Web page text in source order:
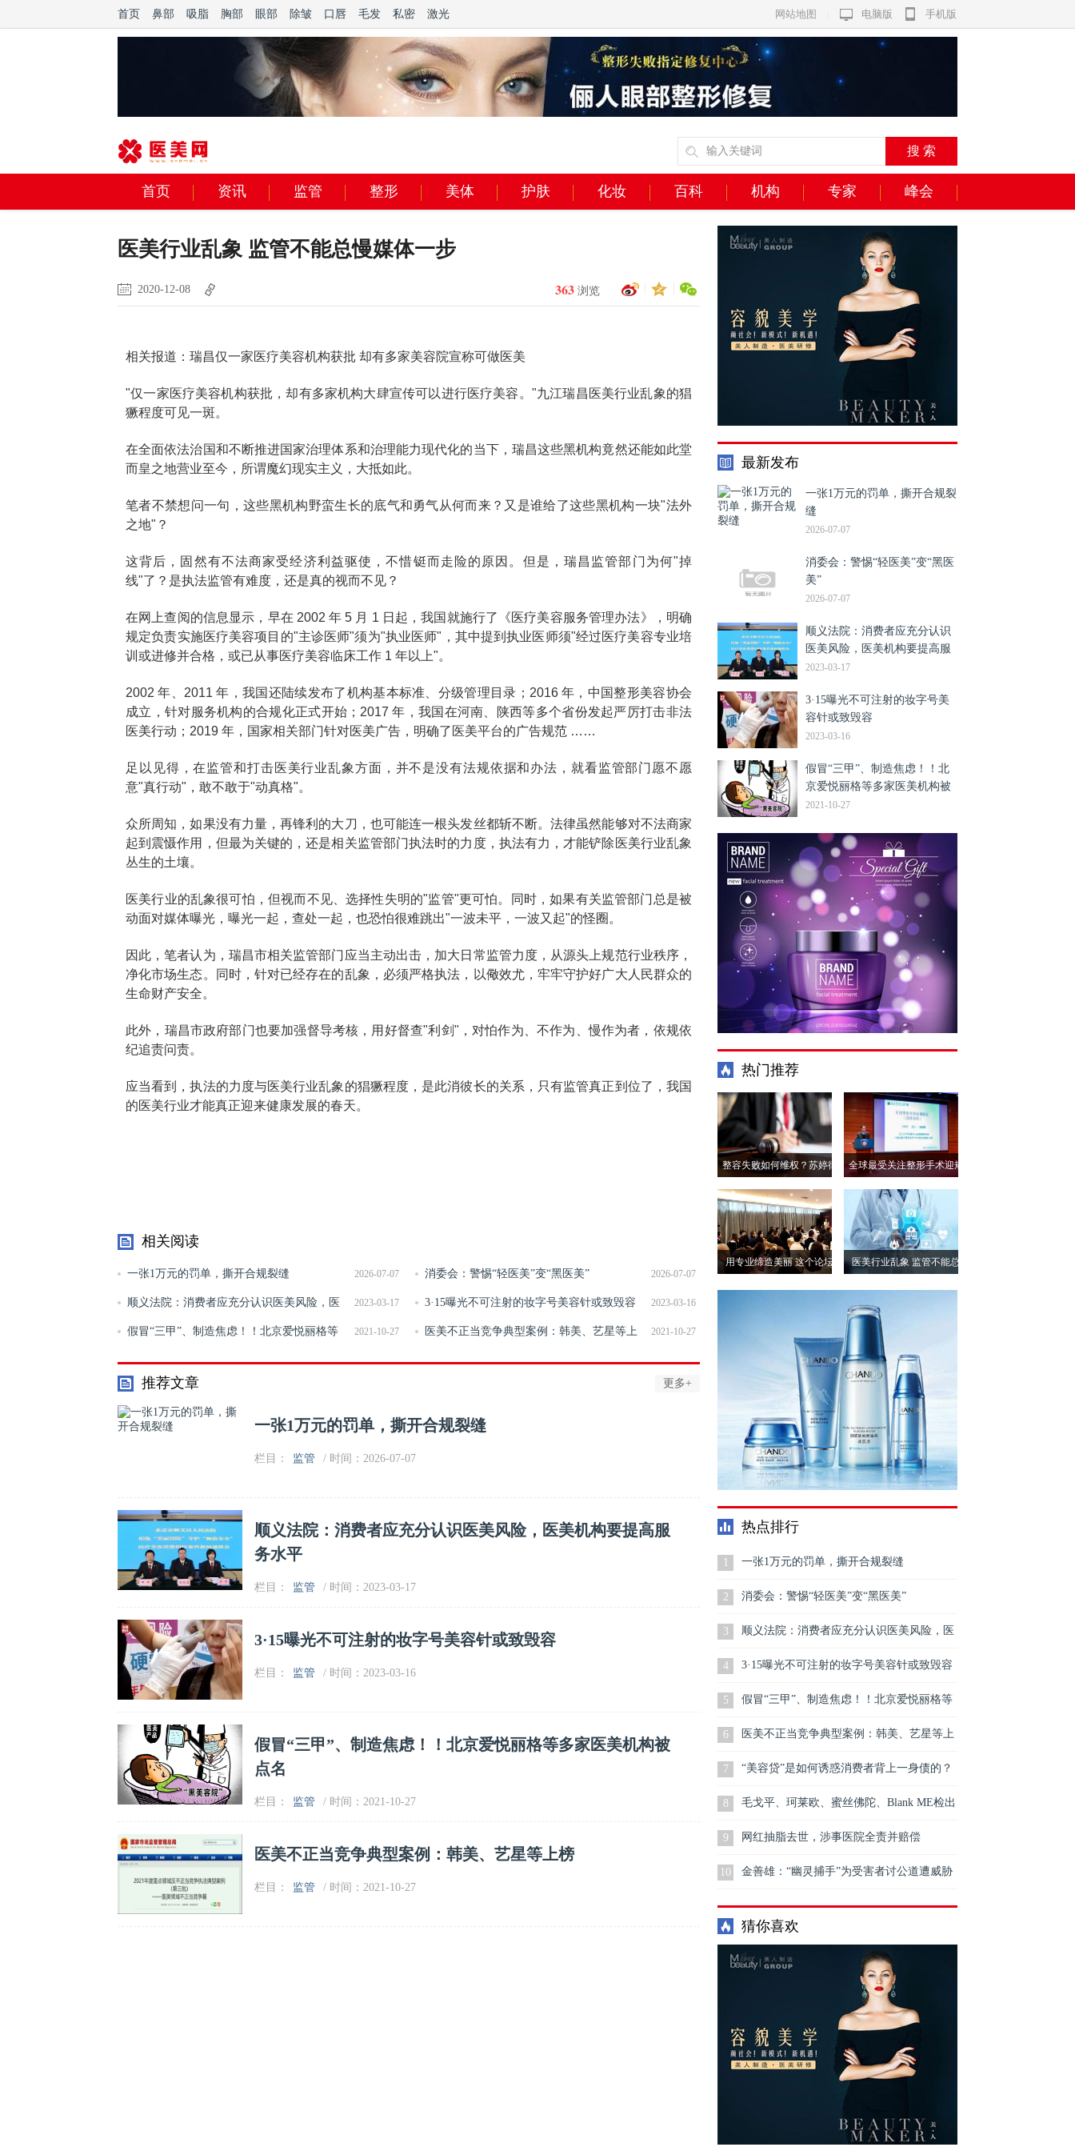
首页 鼻部 吸脂 胸部 眼部 除皱 口唇 毛发 私密 激光 电脑版 手机版
网站地图
首页 资讯 监管 整形 美体 护肤 化妆 百科 机构 专家 峰会
医美行业乱象 监管不能总慢媒体一步
2020-12-08 363 浏览
相关报道： 瑞昌仅一家医疗美容机构获批 却有多家美容院宣称可做医美
"仅一家医疗美容机构获批，却有多家机构大肆宣传可以进行医疗美容。"九江瑞昌医美行业乱象的猖
獗程度可见一斑。
在全面依法治国和不断推进国家治理体系和治理能力现代化的当下，瑞昌这些黑机构竟然还能如此堂
而皇之地营业至今，所谓魔幻现实主义，大抵如此。
笔者不禁想问一句，这些黑机构野蛮生长的底气和勇气从何而来？又是谁给了这些黑机构一块"法外
之地"？
这背后，固然有不法商家受经济利益驱使，不惜铤而走险的原因。但是，瑞昌监管部门为何"掉
线"了？是执法监管有难度，还是真的视而不见？
在网上查阅的信息显示，早在 2002 年 5 月 1 日起，我国就施行了《医疗美容服务管理办法》，明确
规定负责实施医疗美容项目的"主诊医师"须为"执业医师"，其中提到执业医师须"经过医疗美容专业培
训或进修并合格，或已从事医疗美容临床工作 1 年以上"。
2002 年、2011 年，我国还陆续发布了机构基本标准、分级管理目录；2016 年，中国整形美容协会
成立，针对服务机构的合规化正式开始；2017 年，我国在河南、陕西等多个省份发起严厉打击非法
医美行动；2019 年，国家相关部门针对医美广告，明确了医美平台的广告规范 ……
足以见得，在监管和打击医美行业乱象方面，并不是没有法规依据和办法，就看监管部门愿不愿
意"真行动"，敢不敢于"动真格"。
众所周知，如果没有力量，再锋利的大刀，也可能连一根头发丝都斩不断。法律虽然能够对不法商家
起到震慑作用，但最为关键的，还是相关监管部门执法时的力度，执法有力，才能铲除医美行业乱象
丛生的土壤。
医美行业的乱象很可怕，但视而不见、选择性失明的"监管"更可怕。同时，如果有关监管部门总是被
动面对媒体曝光，曝光一起，查处一起，也恐怕很难跳出"一波未平，一波又起"的怪圈。
因此，笔者认为，瑞昌市相关监管部门应当主动出击，加大日常监管力度，从源头上规范行业秩序，
净化市场生态。同时，针对已经存在的乱象，必须严格执法，以儆效尤，牢牢守护好广大人民群众的
生命财产安全。
此外，瑞昌市政府部门也要加强督导考核，用好督查"利剑"，对怕作为、不作为、慢作为者，依规依
纪追责问责。
应当看到，执法的力度与医美行业乱象的猖獗程度，是此消彼长的关系，只有监管真正到位了，我国
的医美行业才能真正迎来健康发展的春天。
相关阅读
2026-07-07
一张1万元的罚单，撕开合规裂缝 2026-07-07
消委会：警惕“轻医美”变“黑医美”
2023-03-17
顺义法院：消费者应充分认识医美风险，医
美机构要提高服务水平
2023-03-16
3·15曝光不可注射的妆字号美容针或致毁容
2021-10-27
假冒“三甲”、制造焦虑！！北京爱悦丽格等
多家医美机构被点名
2021-10-27
医美不正当竞争典型案例：韩美、艺星等上
榜
推荐文章 更多+
一张1万元的罚单，撕开合规裂缝
栏目： 监管 / 时间：2026-07-07
顺义法院：消费者应充分认识医美风险，医美机构要提高服
务水平
栏目： 监管 / 时间：2023-03-17
3·15曝光不可注射的妆字号美容针或致毁容
栏目： 监管 / 时间：2023-03-16
假冒“三甲”、制造焦虑！！北京爱悦丽格等多家医美机构被
点名
栏目： 监管 / 时间：2021-10-27
医美不正当竞争典型案例：韩美、艺星等上榜
栏目： 监管 / 时间：2021-10-27
最新发布
一张1万元的罚单，撕开合规裂
缝
2026-07-07
消委会：警惕“轻医美”变“黑医
美”
2026-07-07
顺义法院：消费者应充分认识
医美风险，医美机构要提高服
务水平
2023-03-17
3·15曝光不可注射的妆字号美
容针或致毁容
2023-03-16
假冒“三甲”、制造焦虑！！北
京爱悦丽格等多家医美机构被
点名
2021-10-27
热门推荐
整容失败如何维权？苏婷律
师教你依法维权
全球最受关注整形手术迎规
范发展新机，中国《乳房整
形美容标准》发布
用专业缔造美丽 这个论坛 医美行业乱象 监管不能总
热点排行
1 一张1万元的罚单，撕开合规裂缝
2 消委会：警惕“轻医美”变“黑医美”
3 顺义法院：消费者应充分认识医美风险，医
美机构要提高服务水平
4 3·15曝光不可注射的妆字号美容针或致毁容
5 假冒“三甲”、制造焦虑！！北京爱悦丽格等
多家医美机构被点名
6 医美不正当竞争典型案例：韩美、艺星等上
榜
7 “美容贷”是如何诱惑消费者背上一身债的？
8 毛戈平、珂莱欧、蜜丝佛陀、Blank ME检出
重金属
9 网红抽脂去世，涉事医院全责并赔偿
10 金善雄：“幽灵捕手”为受害者讨公道遭威胁
猜你喜欢